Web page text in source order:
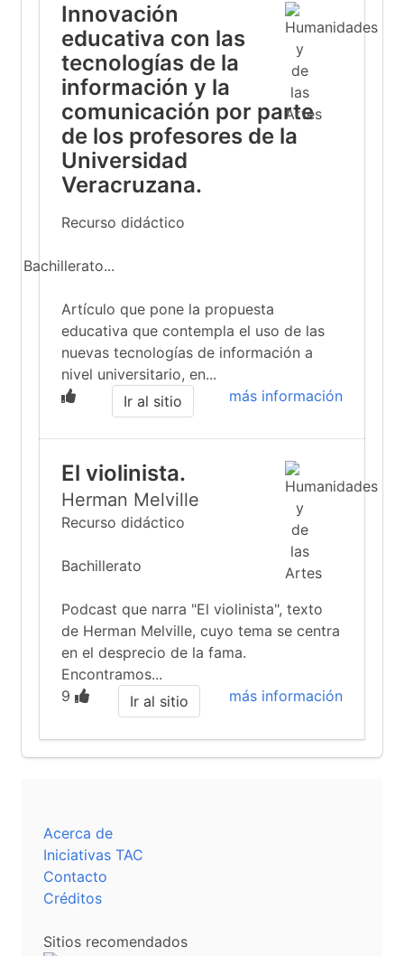
Innovación
educativa con las
tecnologías de la
información y la
comunicación por parte
de los profesores de la
Universidad
Veracruzana.
Recurso didáctico
Bachillerato...
Artículo que pone la propuesta
educativa que contempla el uso de las
nuevas tecnologías de información a
nivel universitario, en...
más información
Ir al sitio
El violinista.
Herman Melville
Recurso didáctico
Bachillerato
Podcast que narra "El violinista", texto
de Herman Melville, cuyo tema se centra
en el desprecio de la fama.
Encontramos...
9
más información
Ir al sitio
Acerca de
Iniciativas TAC
Contacto
Créditos
Sitios recomendados